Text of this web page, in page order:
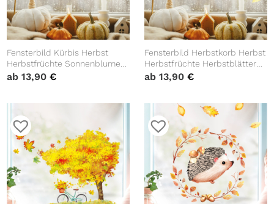
Fensterbild Kürbis Herbst
Herbstfrüchte Sonnenblume
Herbstblätter Halloween bunt
ab13,90€
Fensterbild Herbstkorb Herbst
Herbstfrüchte Herbstblätter
Kürbis Halloween bunt
Kinderzimmer Baby Kind
ab 13,90 €